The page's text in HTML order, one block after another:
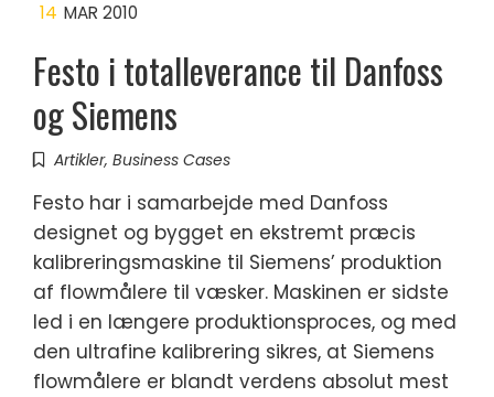
14 MAR 2010
Festo i totalleverance til Danfoss
og Siemens
Artikler, Business Cases
Festo har i samarbejde med Danfoss
designet og bygget en ekstremt præcis
kalibreringsmaskine til Siemens’ produktion
af flowmålere til væsker. Maskinen er sidste
led i en længere produktionsproces, og med
den ultrafine kalibrering sikres, at Siemens
flowmålere er blandt verdens absolut mest